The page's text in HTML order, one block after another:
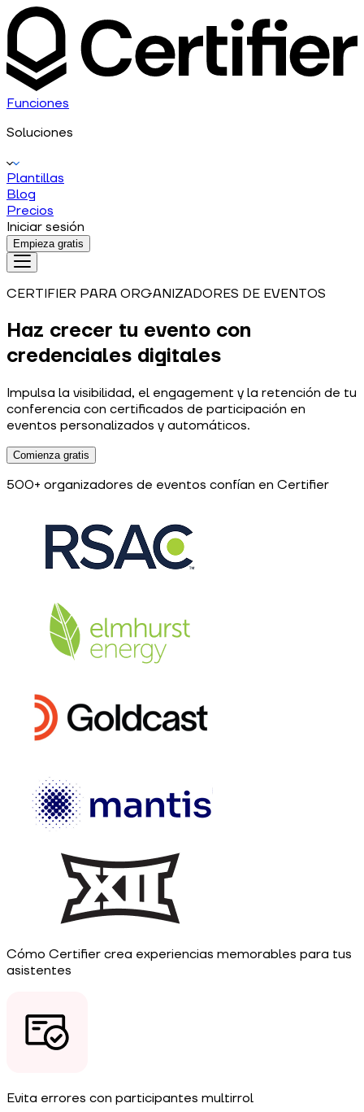
Funciones
Soluciones
Plantillas
Blog
Precios
Iniciar sesión
Empieza gratis
CERTIFIER PARA ORGANIZADORES DE EVENTOS
Haz crecer tu evento con
credenciales digitales
Impulsa la visibilidad, el engagement y la retención de tu
conferencia con certificados de participación en
eventos personalizados y automáticos.
Comienza gratis
500+ organizadores de eventos confían en Certifier
Cómo Certifier crea experiencias memorables para tus
asistentes
Evita errores con participantes multirrol